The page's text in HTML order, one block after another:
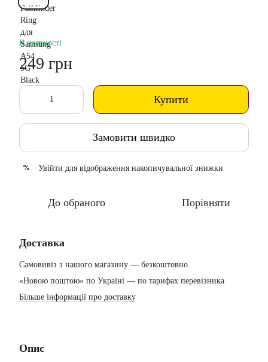
В наявності
249 грн
Купити
Замовити швидко
% Увійти для відображення накопичувальної знижки
До обраного Порівняти
Доставка
Самовивіз з нашого магазину — безкоштовно.
«Новою поштою» по Україні — по тарифах перевізника
Більше інформації про доставку
Опис